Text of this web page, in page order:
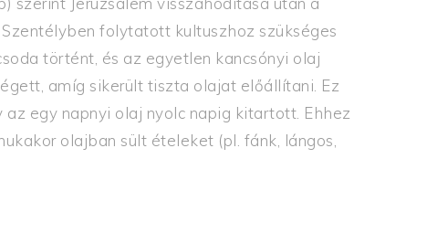
folytatott kultuszhoz szükséges
történt, és az egyetlen kancsónyi olaj
amíg sikerült tiszta olajat előállítani. Ez
egy napnyi olaj nyolc napig kitartott. Ehhez
olajban sült ételeket (pl. fánk, lángos,